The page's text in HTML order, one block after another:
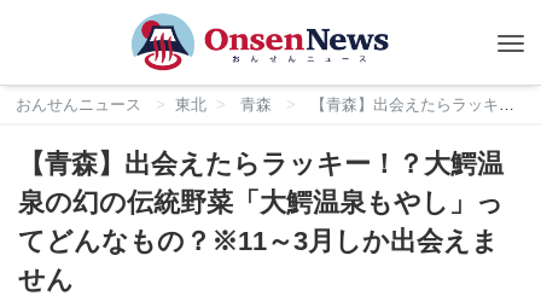
おんせんニュース 東北 青森 【青森】出会えたらラッキー！？大鰐温泉の幻の伝統野菜「大鰐温泉もやし」ってどんなもの？※11～3月しか出会えません
【青森】出会えたらラッキー！？大鰐温
泉の幻の伝統野菜「大鰐温泉もやし」っ
てどんなもの？※11～3月しか出会えま
せん